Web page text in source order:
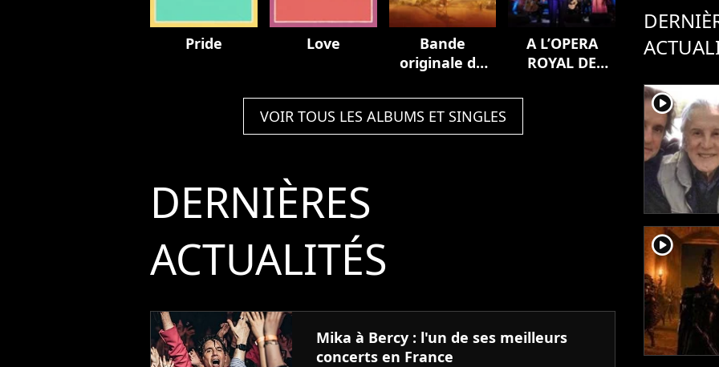
Pride Love
Bande
originale du
Téhu, frères
du désert
A L’OPERA
ROYAL DE
VOIR TOUS LES ALBUMS ET SINGLES
DERNIÈRES
ACTUALITÉS
Mika à Bercy : l'un de ses meilleurs
concerts en France
player2
player2